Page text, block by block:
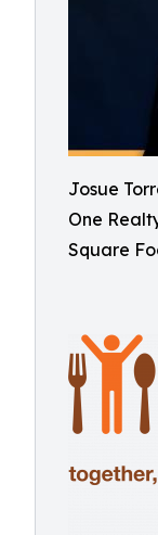
Josue
One
Square